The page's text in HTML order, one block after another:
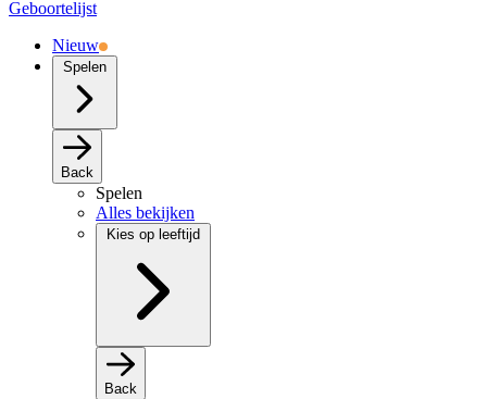
Geboortelijst
Nieuw
Spelen
Back
Spelen
Alles bekijken
Kies op leeftijd
Back